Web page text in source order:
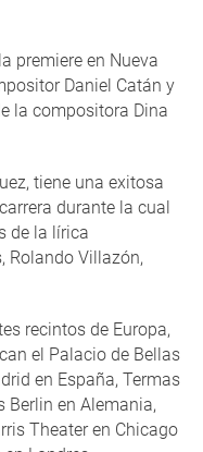
premiere en Nueva
Daniel Catán y
la compositora Dina
tiene una exitosa
durante la cual
de la lírica
Rolando Villazón,
recintos de Europa,
el Palacio de Bellas
en España, Termas
Berlin en Alemania,
Theater en Chicago